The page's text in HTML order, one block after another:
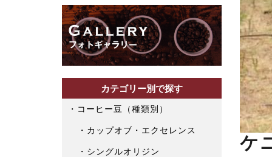
ケ
カテゴリー別で探す
コーヒー豆（種類別）
カップオブ・エクセレンス
シングルオリジン